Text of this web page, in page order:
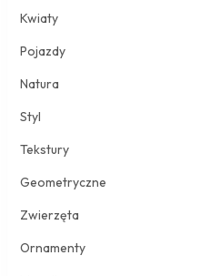
Kwiaty
Pojazdy
Natura
Styl
Tekstury
Geometryczne
Zwierzęta
Ornamenty